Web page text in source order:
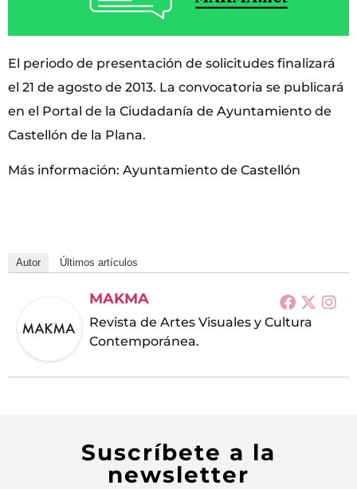
El periodo de presentación de solicitudes finalizará
el 21 de agosto de 2013. La convocatoria se publicará
en el Portal de la Ciudadanía de Ayuntamiento de
Castellón de la Plana.
Más información: Ayuntamiento de Castellón
Autor Últimos artículos
MAKMA
Revista de Artes Visuales y Cultura
Contemporánea.
Suscríbete a la
newsletter